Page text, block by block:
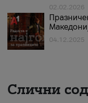
02.02.2026
04.12.2025
Слични